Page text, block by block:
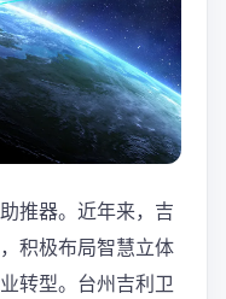
推器。近年来，吉
积极布局智慧立体
转型。台州吉利卫